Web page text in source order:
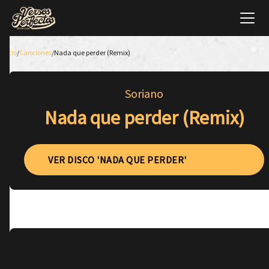
Inicio/Canciones/Nada que perder (Remix)
Soriano
Nada que perder (Remix)
VER DISCO 'NADA QUE PERDER'